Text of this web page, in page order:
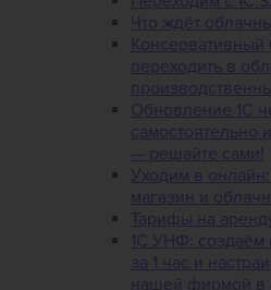
Что ждёт
Консервативный
переходить в
Обновление 1С
самостоятельно
— решайте сами!
Уходим в
магазин и
Тарифы на
1С УНФ: создаём
за 1 час и
нашей фирмой в